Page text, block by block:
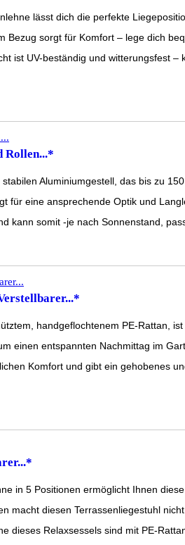
lässt dich die perfekte
Bezug sorgt für Komfort – lege dich
ist UV-beständig und witterungsfest
Rollen...*
Aluminiumgestell, das bis zu
für eine ansprechende Optik und
kann somit -je nach Sonnenstand,
handgeflochtenem PE-Rattan,
einen entspannten Nachmittag im
Komfort und gibt ein gehobenes
in 5 Positionen ermöglicht Ihnen
macht diesen Terrassenliegestuhl
dieses Relaxsessels sind mit PE-